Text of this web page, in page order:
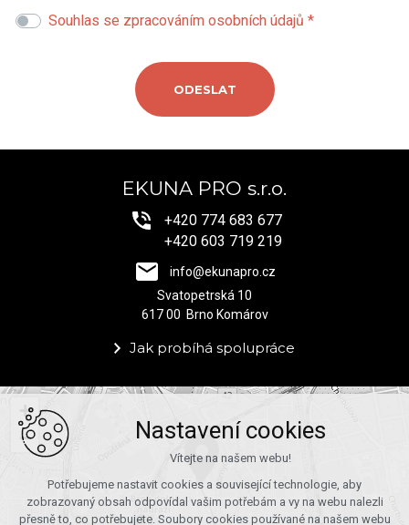
Souhlas se zpracováním osobních údajů *
EKUNA PRO s.r.o.
+420 774 683 677
+420 603 719 219
info@ekunapro.cz
Svatopetrská 10
617 00 Brno Komárov
Jak probíhá spolupráce
+
−
Nastavení cookies
Vítejte na našem webu!
Potřebujeme nastavit cookies a související technologie, aby
zobrazovaný obsah odpovídal vašim potřebám a vy na webu nalezli
přesně to, co potřebujete. Soubory cookies používané na našem webu